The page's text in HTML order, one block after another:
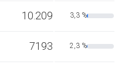
10.209 3,3 %
7193 2,3 %